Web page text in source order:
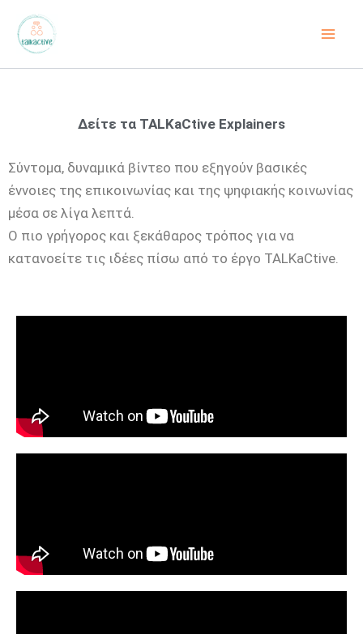
Μετάβαση
στο
περιεχόμενο
Δείτε τα TALKaCtive Explainers
Σύντομα, δυναμικά βίντεο που εξηγούν βασικές
έννοιες της επικοινωνίας και της ψηφιακής κοινωνίας
μέσα σε λίγα λεπτά.
Ο πιο γρήγορος και ξεκάθαρος τρόπος για να
κατανοείτε τις ιδέες πίσω από το έργο TALKaCtive.